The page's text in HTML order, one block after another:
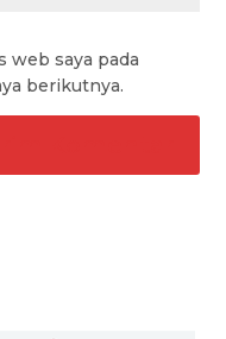
web saya pada
berikutnya.